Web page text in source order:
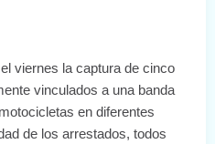
viernes la captura de cinco
vinculados a una banda
en diferentes
de los arrestados, todos